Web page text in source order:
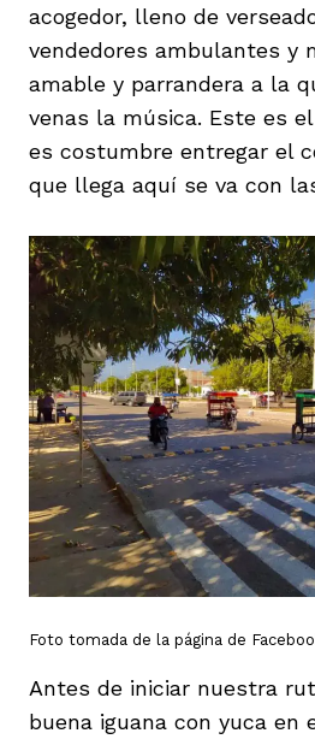
acogedor, lleno de
vendedores ambulantes y
amable y parrandera a la
venas la música. Este es
es costumbre entregar el
que llega aquí se va con
Foto tomada de la página de
Antes de iniciar nuestra
buena iguana con yuca en